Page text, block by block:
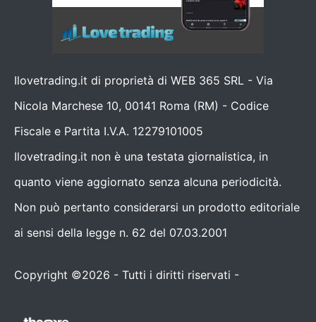
Ilovetrading.it di proprietà di WEB 365 SRL - Via
Nicola Marchese 10, 00141 Roma (RM) - Codice
Fiscale e Partita I.V.A. 12279101005
Ilovetrading.it non è una testata giornalistica, in
quanto viene aggiornato senza alcuna periodicità.
Non può pertanto considerarsi un prodotto editoriale
ai sensi della legge n. 62 del 07.03.2001
Copyright ©2026 - Tutti i diritti riservati -